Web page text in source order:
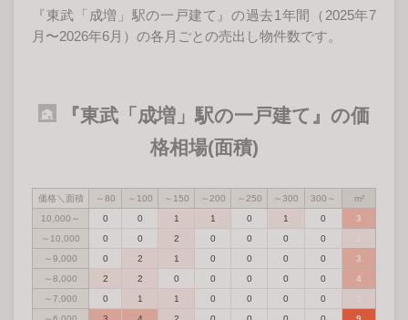
『東武「成増」駅の一戸建て』の過去1年間（2025年7
月〜2026年6月）の各月ごとの売出し物件数です。
『東武「成増」駅の一戸建て』の価
格相場(面積)
価格＼面積 ～80 ～100 ～150 ～200 ～250 ～300 300～
m²
10,000～
0 0 1 1 0 1 0
3
～10,000
0 0 2 0 0 0 0
～9,000
0 2 1 0 0 0 0
3
～8,000
2 2 0 0 0 0 0
4
～7,000
0 1 1 0 0 0 0